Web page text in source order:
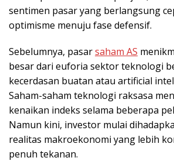
sentimen pasar yang berlangsung
optimisme menuju fase defensif.
Sebelumnya, pasarsaham AS
besar dari euforia sektor teknologi
kecerdasan buatan atau artificial
Saham-saham teknologi raksasa
kenaikan indeks selama beberapa
Namun kini, investor mulai
realitas makroekonomi yang lebih
penuh tekanan.